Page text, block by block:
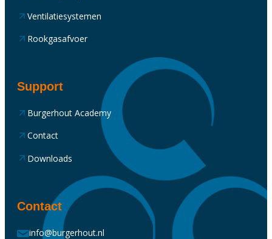
Ventilatiesystemen
Rookgasafvoer
Support
Burgerhout Academy
Contact
Downloads
Contact
info@burgerhout.nl